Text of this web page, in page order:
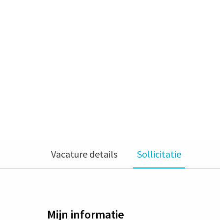
Vacature details Sollicitatie
Mijn informatie